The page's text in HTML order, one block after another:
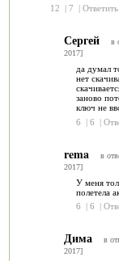
12
| 7 | Ответить
Сергей в
2017]
да думал
нет
заново
ключ не
6
| 6 |
rema в
2017]
У меня
полетела
6
| 6 |
Дима в
2017]